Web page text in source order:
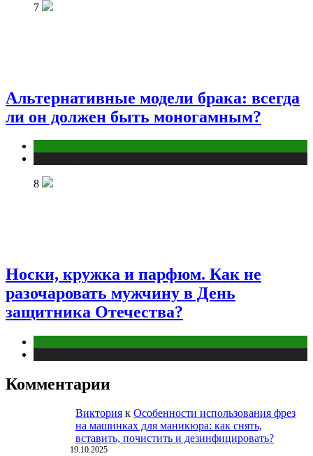
7
Альтернативные модели брака: всегда
ли он должен быть моногамным?
8
Носки, кружка и парфюм. Как не
разочаровать мужчину в День
защитника Отечества?
Комментарии
Виктория к Особенности использования фрез
на машинках для маникюра: как снять,
вставить, почистить и дезинфицировать?
19.10.2025